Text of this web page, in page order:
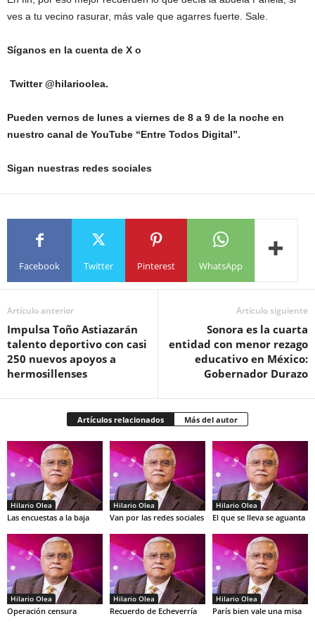
ves a tu vecino rasurar, más vale que agarres fuerte. Sale.
Síganos en la cuenta de X o
Twitter @hilarioolea.
Pueden vernos de lunes a viernes de 8 a 9 de la noche en
nuestro canal de YouTube “Entre Todos Digital”.
Sigan nuestras redes sociales
Facebook Twitter Pinterest WhatsApp
Artículo anterior
Impulsa Toño Astiazarán
talento deportivo con casi
250 nuevos apoyos a
hermosillenses
Artículo siguiente
Sonora es la cuarta
entidad con menor rezago
educativo en México:
Gobernador Durazo
Artículos relacionados Más del autor
Hilario Olea
Las encuestas a la baja
Hilario Olea
Van por las redes sociales
Hilario Olea
El que se lleva se aguanta
Hilario Olea
Operación censura
Hilario Olea
Recuerdo de Echeverría
Hilario Olea
París bien vale una misa